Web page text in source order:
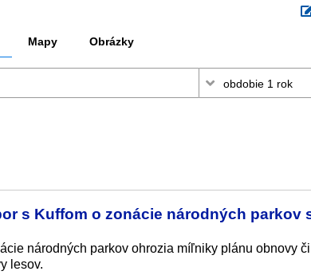
Mapy Obrázky
s Kuffom o zonácie národných parkov
národných parkov ohrozia míľniky plánu obnovy či
lesov.